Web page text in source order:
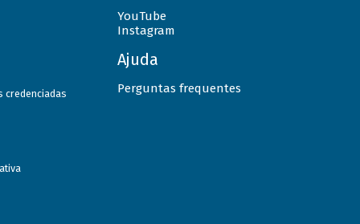
credenciadas
YouTube
Instagram
Ajuda
Perguntas frequentes